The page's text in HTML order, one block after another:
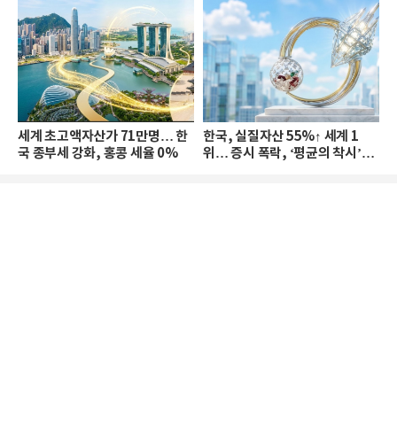
세계 초고액자산가 71만명… 한
국 종부세 강화, 홍콩 세율 0%
한국, 실질자산 55%↑ 세계 1
위… 증시 폭락, ‘평균의 착시’와